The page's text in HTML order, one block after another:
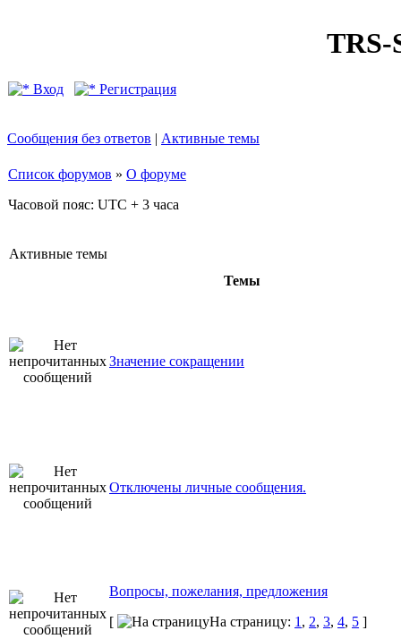
TRS-
Вход Регистрация
Сообщения без ответов | Активные темы
Список форумов » О форуме
Часовой пояс: UTC + 3 часа
Активные темы
Темы
Значение сокращении
Отключены личные сообщения.
Вопросы, пожелания, предложения
[
На страницу: 1 , 2, 3, 4, 5 ]